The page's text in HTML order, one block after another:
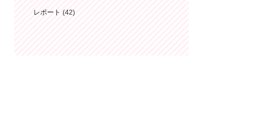
レポート (42)